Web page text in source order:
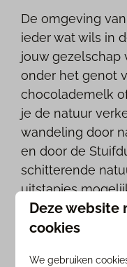
De omgeving
ieder wat wils in
jouw gezelschap
onder het genot
chocolademelk
je de natuur
wandeling door
en door de
schitterende
uitstapjes
Noordbrabants
Janskathedraal.
Deze website
cookies
We gebruiken